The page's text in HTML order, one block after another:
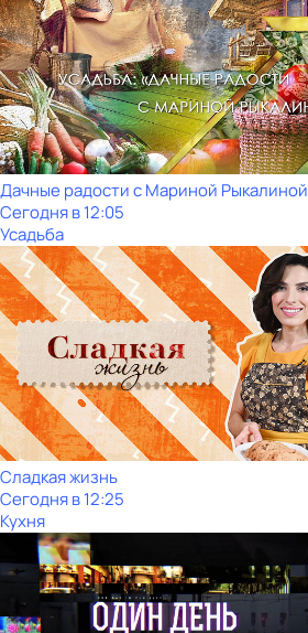
Дачные радости с Мариной Рыкалиной
Сегодня в 12:05
Усадьба
Сладкая жизнь
Сегодня в 12:25
Кухня